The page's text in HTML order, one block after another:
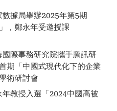
據局舉辦2025年第5期
，鄭永年受邀授課
際事務研究院攜手騰訊研
期「中國式現代化下的企業
術研討會
教授入選「2024中國高被